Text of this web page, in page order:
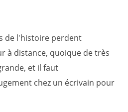
de l'histoire perdent
à distance, quoique de très
et il faut
chez un écrivain pour